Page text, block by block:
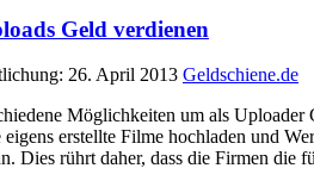
Geld verdienen
26. April 2013 Geldschiene.de
Möglichkeiten um als
erstellte Filme hochladen und
Dies rührt daher, dass die Firmen